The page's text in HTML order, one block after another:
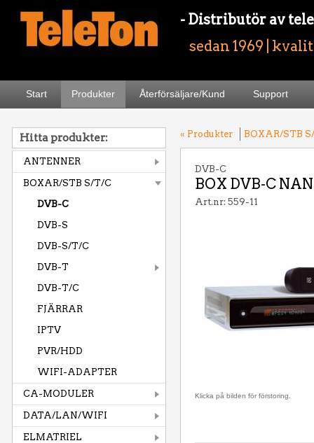
- Distributör av
sedan 1969 |
Start Produkter Återförsäljare/Kund Support
Hitta produkter:
ANTENNER
BOXAR/STB S/T/C
DVB-C
DVB-S
DVB-S/T/C
DVB-T
DVB-T/C
FJÄRRAR
IPTV
PVR/HDD
WIFI-ADAPTER
CA-MODULER
DATA/LAN/WIFI
ELMATRIEL
« Produkter BOXAR/STB
DVB-C
BOX DVB-C
Art.nr: 559-11
Klicka på bilden för förstoring.